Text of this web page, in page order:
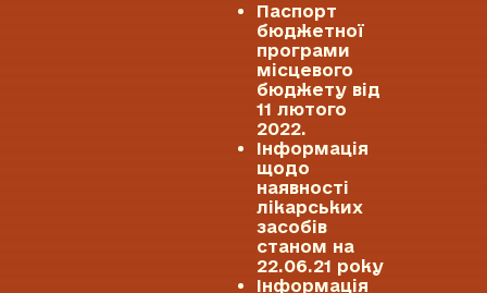
Паспорт
бюджетної
програми
місцевого
бюджету від
11 лютого
2022.
Інформація
щодо
наявності
лікарських
засобів
станом на
22.06.21 року
Інформація